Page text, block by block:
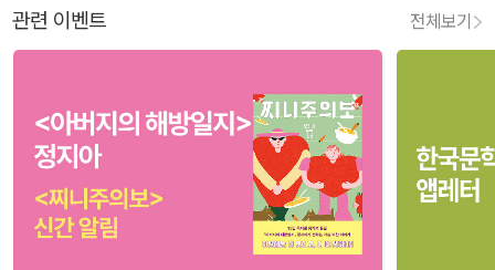
관련 이벤트 전체보기